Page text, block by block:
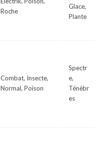
Roche
Glace,
Plante
Combat, Insecte,
Normal, Poison
Spectr
e,
Ténèbr
es